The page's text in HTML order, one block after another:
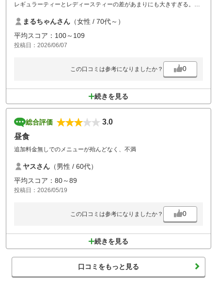
レギュラーティーとレディースティーの差があまりにも大きすぎる。
まるちゃんさん （女性 / 70代～）
平均スコア：100～109
投稿日：2026/06/07
この口コミは参考になりましたか？ 0
続きを見る
総合評価
3.0
昼食
追加料金無しでのメニューが殆んどなく、不満
ヤスさん （男性 / 60代）
平均スコア：80～89
投稿日：2026/05/19
この口コミは参考になりましたか？ 0
続きを見る
口コミをもっと見る